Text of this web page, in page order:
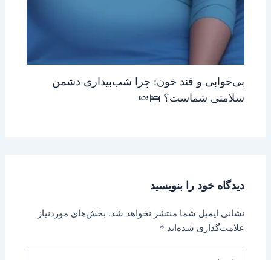
بی‌خوابی و قند خون: چرا شب‌بیداری دشمن
سلامتی شماست؟ 🛌🍬
دیدگاه‌ خود را بنویسید
نشانی ایمیل شما منتشر نخواهد شد. بخش‌های موردنیاز
علامت‌گذاری شده‌اند *